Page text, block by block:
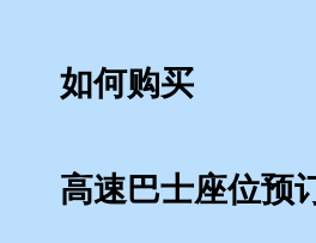
如何购买
高速巴士座位预